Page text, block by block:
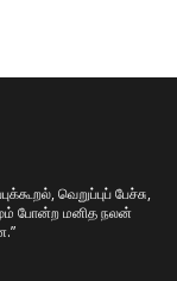
வெறுப்புப் பேச்சு,
போன்ற மனித நலன்